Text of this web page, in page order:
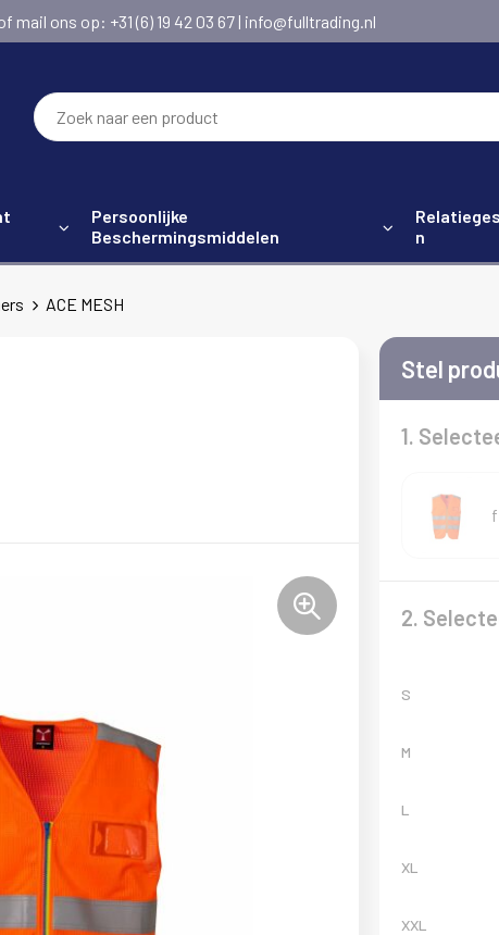
ons op: +31 (6) 19 42 03 67 | info@fulltrading.nl
Persoonlijke
Beschermingsmiddelen
n
ACE MESH
Stel
1.
2.
S
M
L
XL
XXL